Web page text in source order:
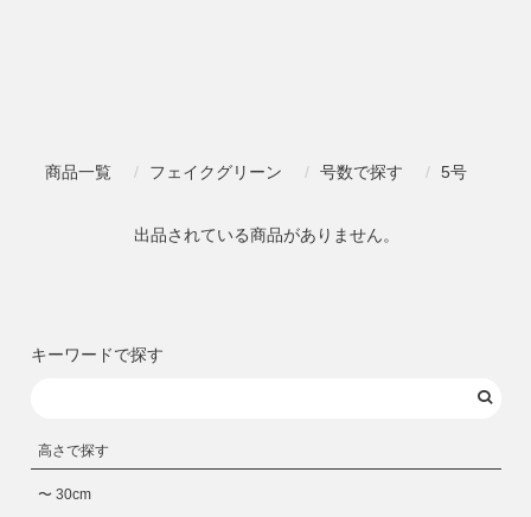
商品一覧 フェイクグリーン 号数で探す 5号
出品されている商品がありません。
キーワードで探す
高さで探す
〜 30cm